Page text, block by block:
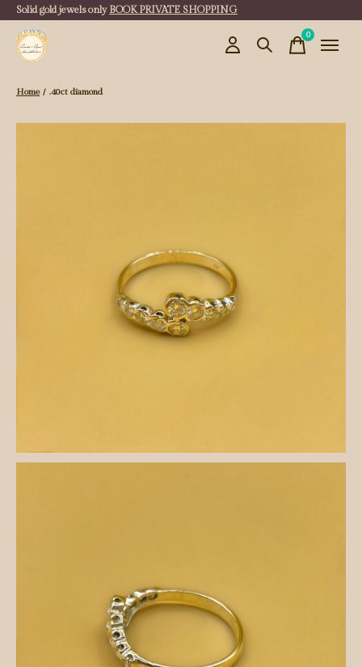
Solid gold jewels only BOOK PRIVATE SHOPPING
0items
Home / .40ct diamond